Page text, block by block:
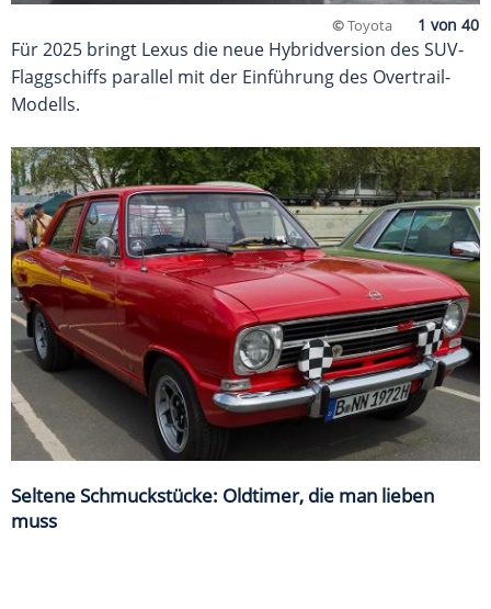
©Toyota
Für 2025 bringt Lexus die neue Hybridversion des SUV-
Flaggschiffs parallel mit der Einführung des Overtrail-
Modells.
Seltene Schmuckstücke: Oldtimer, die man lieben
muss